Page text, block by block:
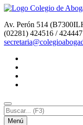
Av. Perón 514
(02281) 424516 /
Menú